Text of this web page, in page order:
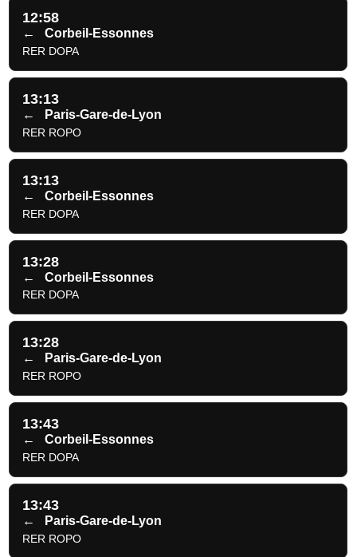
12:58
← Corbeil-Essonnes
RER DOPA
13:13
← Paris-Gare-de-Lyon
RER ROPO
13:13
← Corbeil-Essonnes
RER DOPA
13:28
← Corbeil-Essonnes
RER DOPA
13:28
← Paris-Gare-de-Lyon
RER ROPO
13:43
← Corbeil-Essonnes
RER DOPA
13:43
← Paris-Gare-de-Lyon
RER ROPO